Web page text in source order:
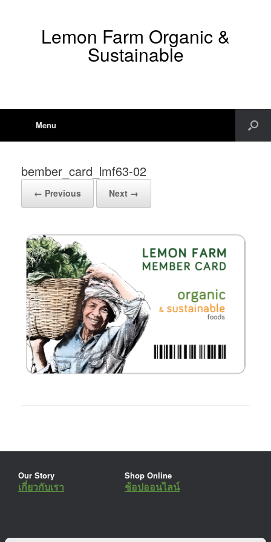
Lemon Farm Organic &
Sustainable
Menu
bember_card_lmf63-02
← Previous Next →
Our Story
เกี่ยวกับเรา
Shop Online
ช้อปออนไลน์